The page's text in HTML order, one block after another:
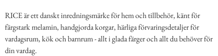
RICE är ett danskt inredningsmärke för hem och tillbehör, känt för
färgstark melamin, handgjorda korgar, härliga förvaringsdetaljer för
vardagsrum, kök och barnrum - allt i glada färger och allt du behöver för
din vardag.